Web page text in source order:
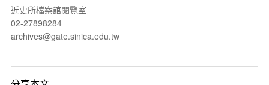
近史所檔案館閱覽室
02-27898284
archives@gate.sinica.edu.tw